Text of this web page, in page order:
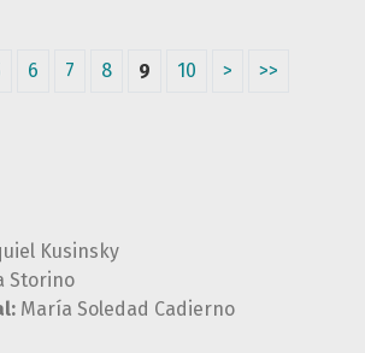
6 7 8 9 10 > >>
Kusinsky
Storino
María Soledad Cadierno